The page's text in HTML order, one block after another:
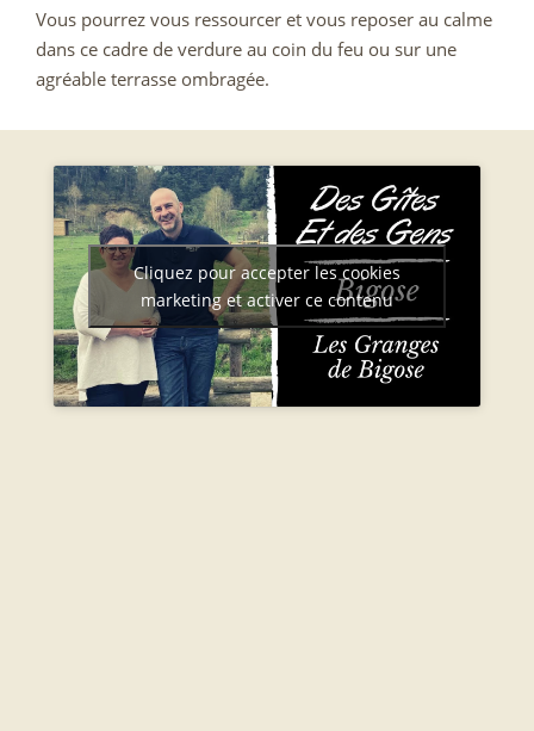
Vous pourrez vous ressourcer et vous reposer au calme
dans ce cadre de verdure au coin du feu ou sur une
agréable terrasse ombragée.
Cliquez pour accepter les cookies
marketing et activer ce contenu